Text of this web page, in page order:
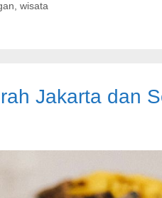
, wisata
Jakarta dan